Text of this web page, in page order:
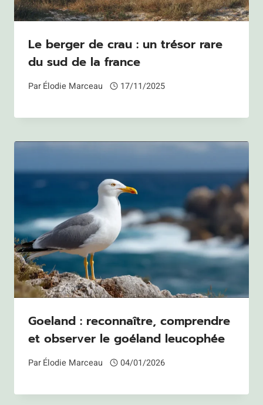
Le berger de crau : un trésor rare
du sud de la france
ParÉlodie Marceau 17/11/2025
Goeland : reconnaître, comprendre
et observer le goéland leucophée
ParÉlodie Marceau 04/01/2026